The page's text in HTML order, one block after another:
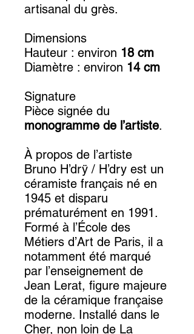
artisanal du grès.
Dimensions
Hauteur : environ 18 cm
Diamètre : environ 14 cm
Signature
Pièce signée du
monogramme de l’artiste.
À propos de l’artiste
Bruno H’drÿ / H’dry est un
céramiste français né en
1945 et disparu
prématurément en 1991.
Formé à l’École des
Métiers d’Art de Paris, il a
notamment été marqué
par l’enseignement de
Jean Lerat, figure majeure
de la céramique française
moderne. Installé dans le
Cher, non loin de La